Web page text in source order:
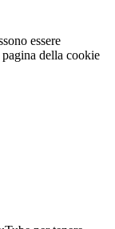
essere
della cookie